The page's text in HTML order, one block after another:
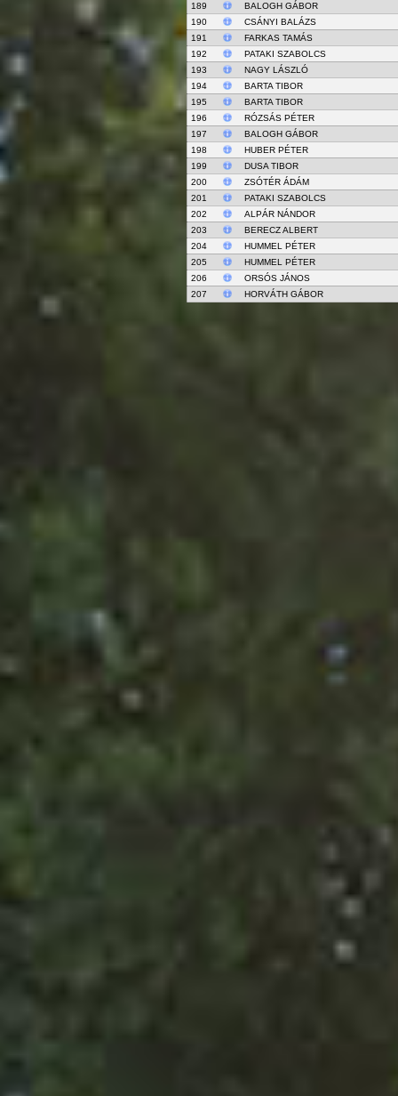
189
BALOGH GÁBOR
190
CSÁNYI BALÁZS
191
FARKAS TAMÁS
192
PATAKI SZABOLCS
193
NAGY LÁSZLÓ
194
BARTA TIBOR
195
BARTA TIBOR
196
RÓZSÁS PÉTER
197
BALOGH GÁBOR
198
HUBER PÉTER
199
DUSA TIBOR
200
ZSÓTÉR ÁDÁM
201
PATAKI SZABOLCS
202
ALPÁR NÁNDOR
203
BERECZ ALBERT
204
HUMMEL PÉTER
205
HUMMEL PÉTER
206
ORSÓS JÁNOS
207
HORVÁTH GÁBOR